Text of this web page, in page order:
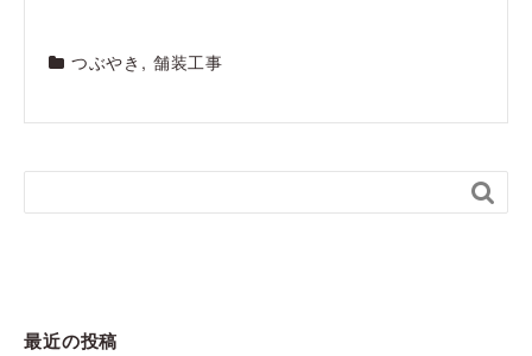
つぶやき , 舗装工事

最近の投稿